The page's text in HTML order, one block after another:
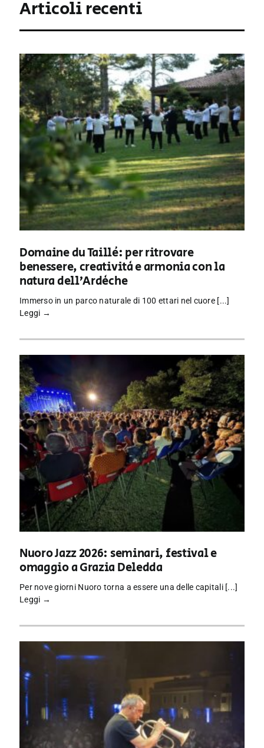
Articoli recenti
Domaine du Taillé: per ritrovare
benessere, creatività e armonia con la
natura dell’Ardèche
Immerso in un parco naturale di 100 ettari nel cuore [...]
Leggi →
Nuoro Jazz 2026: seminari, festival e
omaggio a Grazia Deledda
Per nove giorni Nuoro torna a essere una delle capitali [...]
Leggi →